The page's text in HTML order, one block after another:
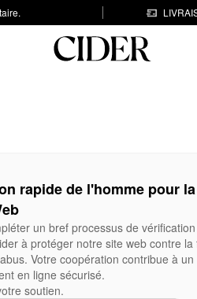
rapide de l'homme pour
un bref processus de
à protéger notre site web contre la
Votre coopération contribue à un
en ligne sécurisé.
soutien.